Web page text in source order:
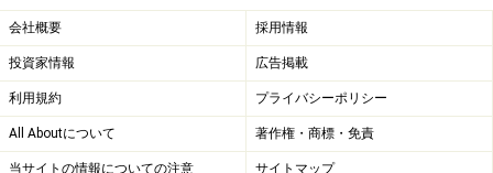
生活習慣病がEDに影響を与えるということは、つまりED
は生活習慣病を自覚できる初期症状の一つともいえるの
です。EDの兆候に気づいたら、同時にご自身の健康も見
直してみてください。
会社概要 採用情報
投資家情報 広告掲載
利用規約 プライバシーポリシー
All Aboutについて 著作権・商標・免責
当サイトの情報についての注意 サイトマップ